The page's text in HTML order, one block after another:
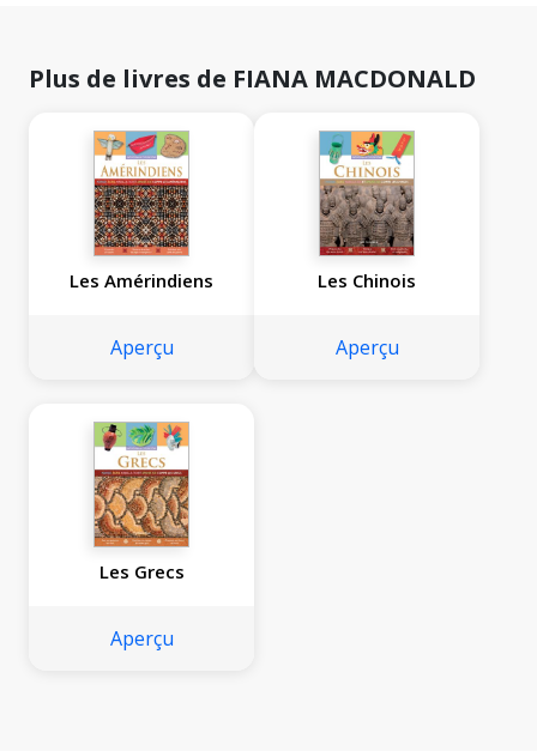
Plus de livres de FIANA MACDONALD
Les Amérindiens
Aperçu
Les Chinois
Aperçu
Les Grecs
Aperçu